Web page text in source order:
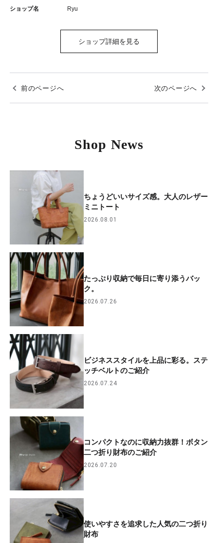
ショップ名 Ryu
ショップ詳細を見る
前のページへ 次のページへ
Shop News
ちょうどいいサイズ感。大人のレザー
ミニトート
2026.08.01
たっぷり収納で毎日に寄り添うバッ
ク。
2026.07.26
ビジネススタイルを上品に彩る。ステ
ッチベルトのご紹介
2026.07.24
コンパクトなのに収納力抜群！ボタン
二つ折り財布のご紹介
2026.07.20
使いやすさを追求した人気の二つ折り
財布